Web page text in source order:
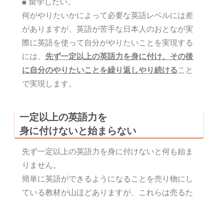
何がやりたいかによって必要な英語レベルには差
がありますが、英語が苦手な日本人のおとなが実
際に英語を使って自分がやりたいことを実現する
には、 先ず一定以上の英語力を身に付け、その後
に自分のやりたいことを繰り返しやり続けること
で実現します。
一定以上の英語力を
身に付けないと始まらない
先ず一定以上の英語力を身に付けないと何も始ま
りません。
簡単に英語ができるようになることを売り物にし
ている教材が山ほどありますが、これらは売るた